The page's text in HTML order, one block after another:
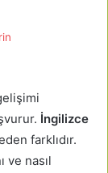
İngilizce
farklıdır.
ve nasıl